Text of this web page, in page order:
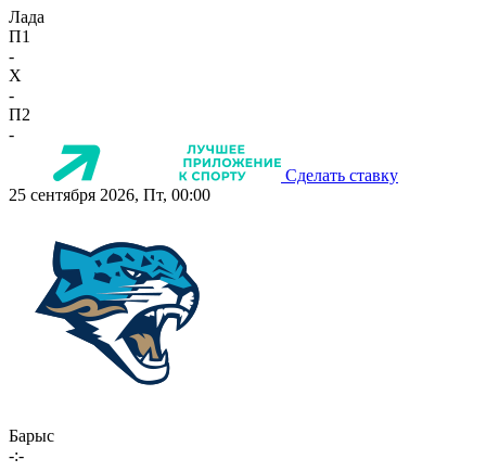
Лада
П1
-
X
-
П2
-
Сделать ставку
25 сентября 2026, Пт, 00:00
Барыс
-:-